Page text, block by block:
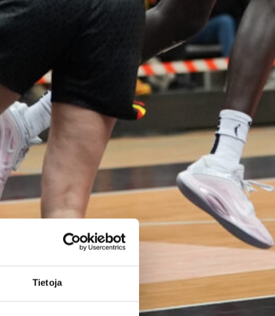
Tietoja
Suomen 15-
vuotiaiden
poikien
maajoukkue
päätti Nordic
Open -
turnauksen
tappioon
Latviaa
vastaan